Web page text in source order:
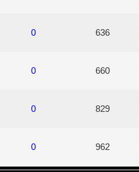
0 636
0 660
0 829
0 962